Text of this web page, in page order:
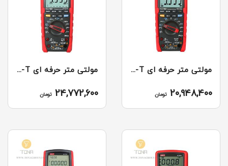
مولتی متر حرفه ای UT195M UNI-T
20,948,400 تومان
مولتی متر حرفه ای UT195DS UNI-T
24,772,600 تومان